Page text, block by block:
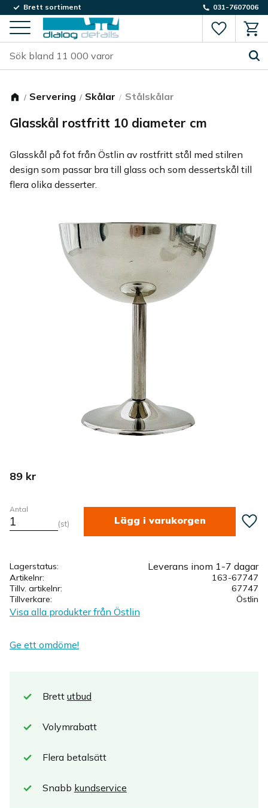
Meny
Brett sortiment 031-7607006
Servering Skålar Stålskålar
Glasskål rostfritt 10 diameter cm
Glasskål på fot från Östlin av rostfritt stål med stilren
design som passar bra till glass och som dessertskål till
flera olika desserter.
89 kr
Antal
st Lägg
Lagerstatus Leverans inom 1-7 dagar
Artikelnr
163-67747
Tillv. artikelnr
67747
Tillverkare
Östlin
Visa alla produkter från Östlin
Ge ett omdöme!
Brett utbud
Volymrabatt
Flera betalsätt
Snabb kundservice